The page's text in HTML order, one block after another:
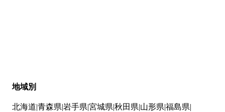
地域別
北海道 青森県 岩手県 宮城県 秋田県 山形県 福島県